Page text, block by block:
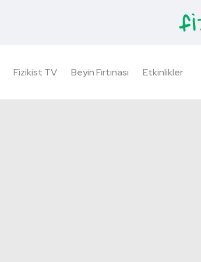
Fizikist TV Beyin Fırtınası Etkinlikler